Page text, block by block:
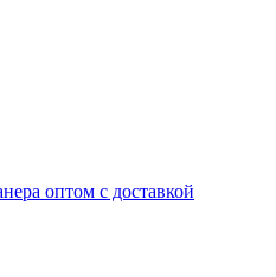
оптом с доставкой